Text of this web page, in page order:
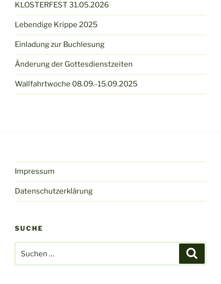
KLOSTERFEST 31.05.2026
Lebendige Krippe 2025
Einladung zur Buchlesung
Änderung der Gottesdienstzeiten
Wallfahrtwoche 08.09.-15.09.2025
Impressum
Datenschutzerklärung
SUCHE
nach: